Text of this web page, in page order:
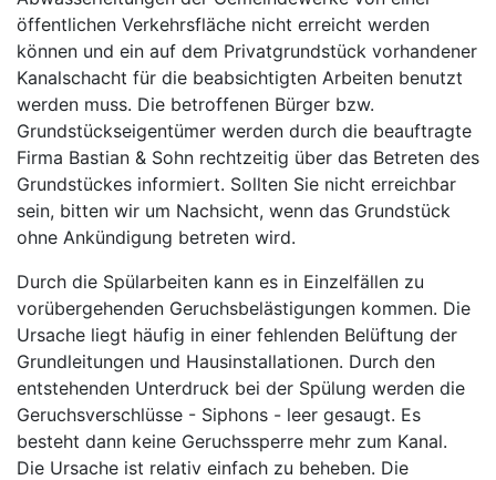
öffentlichen Verkehrsfläche nicht erreicht werden
können und ein auf dem Privatgrundstück vorhandener
Kanalschacht für die beabsichtigten Arbeiten benutzt
werden muss. Die betroffenen Bürger bzw.
Grundstückseigentümer werden durch die beauftragte
Firma Bastian & Sohn rechtzeitig über das Betreten des
Grundstückes informiert. Sollten Sie nicht erreichbar
sein, bitten wir um Nachsicht, wenn das Grundstück
ohne Ankündigung betreten wird.
Durch die Spülarbeiten kann es in Einzelfällen zu
vorübergehenden Geruchsbelästigungen kommen. Die
Ursache liegt häufig in einer fehlenden Belüftung der
Grundleitungen und Hausinstallationen. Durch den
entstehenden Unterdruck bei der Spülung werden die
Geruchsverschlüsse - Siphons - leer gesaugt. Es
besteht dann keine Geruchssperre mehr zum Kanal.
Die Ursache ist relativ einfach zu beheben. Die